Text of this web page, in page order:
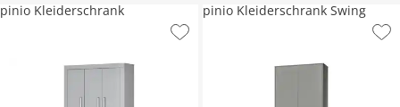
pinio Kleiderschrank pinio Kleiderschrank Swing